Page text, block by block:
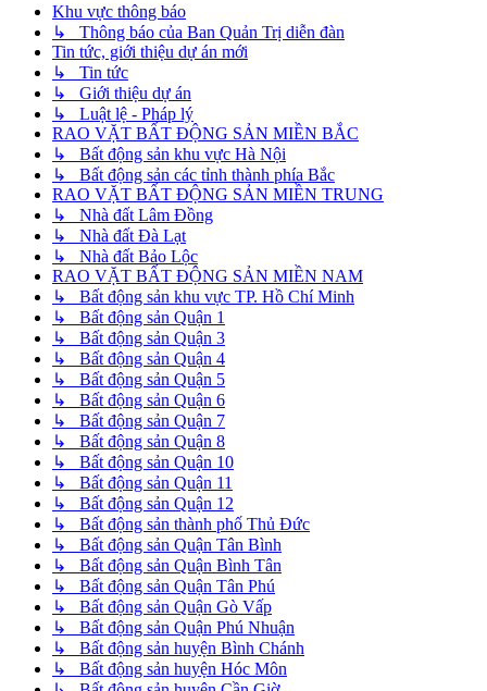
Khu vực thông báo
↳ Thông báo của Ban Quản Trị diễn đàn
Tin tức, giới thiệu dự án mới
↳ Tin tức
↳ Giới thiệu dự án
↳ Luật lệ - Pháp lý
RAO VẶT BẤT ĐỘNG SẢN MIỀN BẮC
↳ Bất động sản khu vực Hà Nội
↳ Bất động sản các tỉnh thành phía Bắc
RAO VẶT BẤT ĐỘNG SẢN MIỀN TRUNG
↳ Nhà đất Lâm Đồng
↳ Nhà đất Đà Lạt
↳ Nhà đất Bảo Lộc
RAO VẶT BẤT ĐỘNG SẢN MIỀN NAM
↳ Bất động sản khu vực TP. Hồ Chí Minh
↳ Bất động sản Quận 1
↳ Bất động sản Quận 3
↳ Bất động sản Quận 4
↳ Bất động sản Quận 5
↳ Bất động sản Quận 6
↳ Bất động sản Quận 7
↳ Bất động sản Quận 8
↳ Bất động sản Quận 10
↳ Bất động sản Quận 11
↳ Bất động sản Quận 12
↳ Bất động sản thành phố Thủ Đức
↳ Bất động sản Quận Tân Bình
↳ Bất động sản Quận Bình Tân
↳ Bất động sản Quận Tân Phú
↳ Bất động sản Quận Gò Vấp
↳ Bất động sản Quận Phú Nhuận
↳ Bất động sản huyện Bình Chánh
↳ Bất động sản huyện Hóc Môn